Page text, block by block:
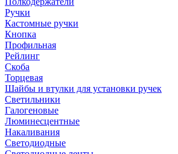
Ручки
Кастомные ручки
Кнопка
Профильная
Рейлинг
Скоба
Торцевая
Шайбы и втулки для установки ручек
Светильники
Галогеновые
Люминесцентные
Накаливания
Светодиодные